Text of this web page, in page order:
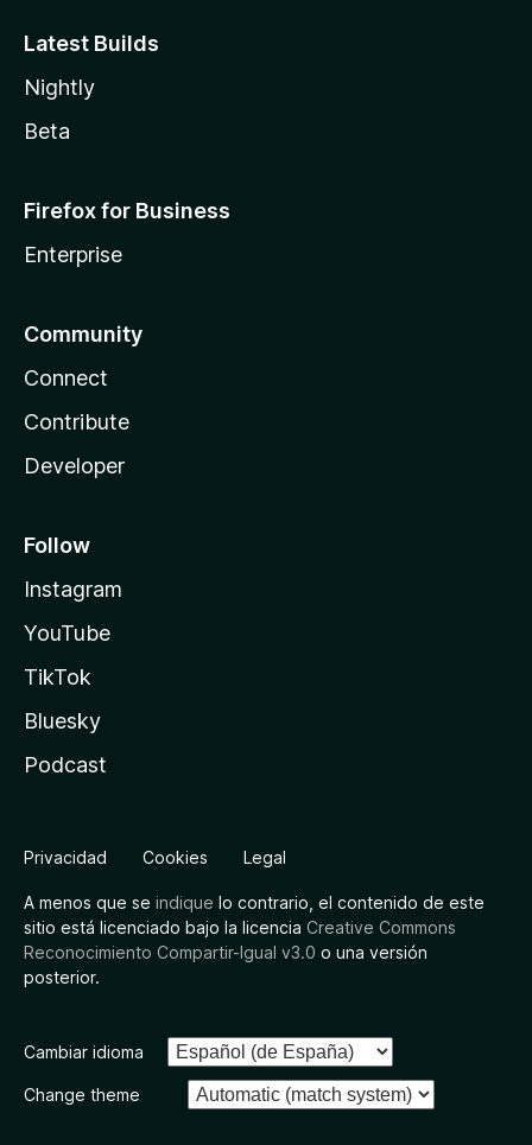
Latest Builds
Nightly
Beta
Firefox for Business
Enterprise
Community
Connect
Contribute
Developer
Follow
Instagram
YouTube
TikTok
Bluesky
Podcast
Privacidad Cookies Legal
A menos que se indique lo contrario, el contenido de este
sitio está licenciado bajo la licencia Creative Commons
Reconocimiento Compartir-Igual v3.0 o una versión
posterior.
Cambiar idioma
Change theme